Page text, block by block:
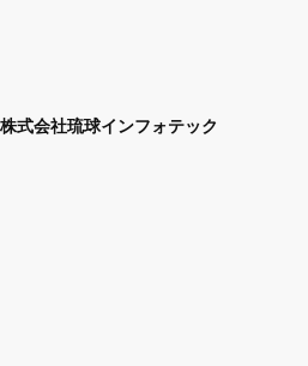
株式会社琉球インフォテック